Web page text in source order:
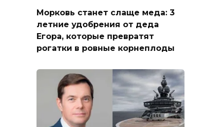
Морковь станет слаще меда: 3
летние удобрения от деда
Егора, которые превратят
рогатки в ровные корнеплоды